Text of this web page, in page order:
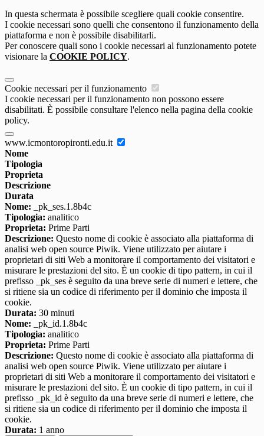
In questa schermata è possibile scegliere quali cookie consentire.
I cookie necessari sono quelli che consentono il funzionamento della
piattaforma e non è possibile disabilitarli.
Per conoscere quali sono i cookie necessari al funzionamento potete
visionare la COOKIE POLICY.
Cookie necessari per il funzionamento
I cookie necessari per il funzionamento non possono essere
disabilitati. È possibile consultare l'elenco nella pagina della cookie
policy.
www.icmontoropironti.edu.it
Nome
Tipologia
Proprieta
Descrizione
Durata
Nome: _pk_ses.1.8b4c
Tipologia: analitico
Proprieta: Prime Parti
Descrizione: Questo nome di cookie è associato alla piattaforma di
analisi web open source Piwik. Viene utilizzato per aiutare i
proprietari di siti Web a monitorare il comportamento dei visitatori e
misurare le prestazioni del sito. È un cookie di tipo pattern, in cui il
prefisso _pk_ses è seguito da una breve serie di numeri e lettere, che
si ritiene sia un codice di riferimento per il dominio che imposta il
cookie.
Durata: 30 minuti
Nome: _pk_id.1.8b4c
Tipologia: analitico
Proprieta: Prime Parti
Descrizione: Questo nome di cookie è associato alla piattaforma di
analisi web open source Piwik. Viene utilizzato per aiutare i
proprietari di siti Web a monitorare il comportamento dei visitatori e
misurare le prestazioni del sito. È un cookie di tipo pattern, in cui il
prefisso _pk_id è seguito da una breve serie di numeri e lettere, che
si ritiene sia un codice di riferimento per il dominio che imposta il
cookie.
Durata: 1 anno